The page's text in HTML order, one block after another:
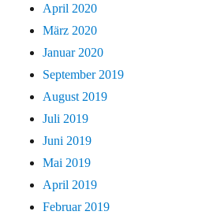
April 2020
März 2020
Januar 2020
September 2019
August 2019
Juli 2019
Juni 2019
Mai 2019
April 2019
Februar 2019